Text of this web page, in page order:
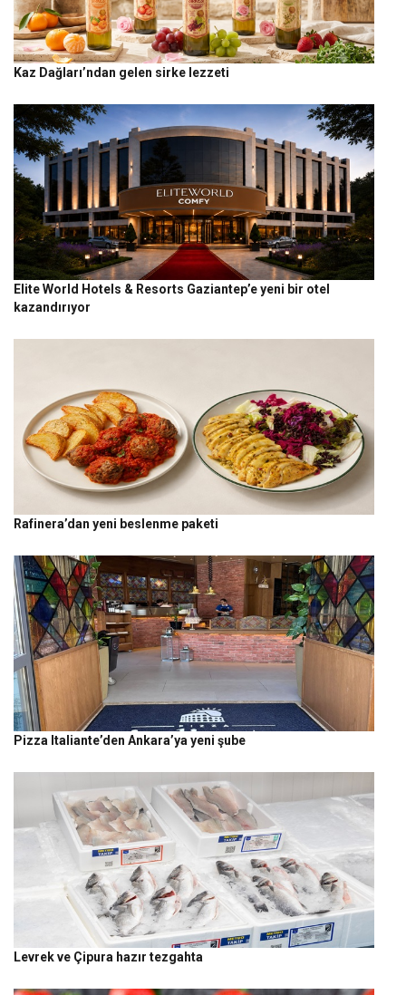
Kaz Dağları’ndan gelen sirke lezzeti
Elite World Hotels & Resorts Gaziantep’e yeni bir otel
kazandırıyor
Rafinera’dan yeni beslenme paketi
Pizza Italiante’den Ankara’ya yeni şube
Levrek ve Çipura hazır tezgahta